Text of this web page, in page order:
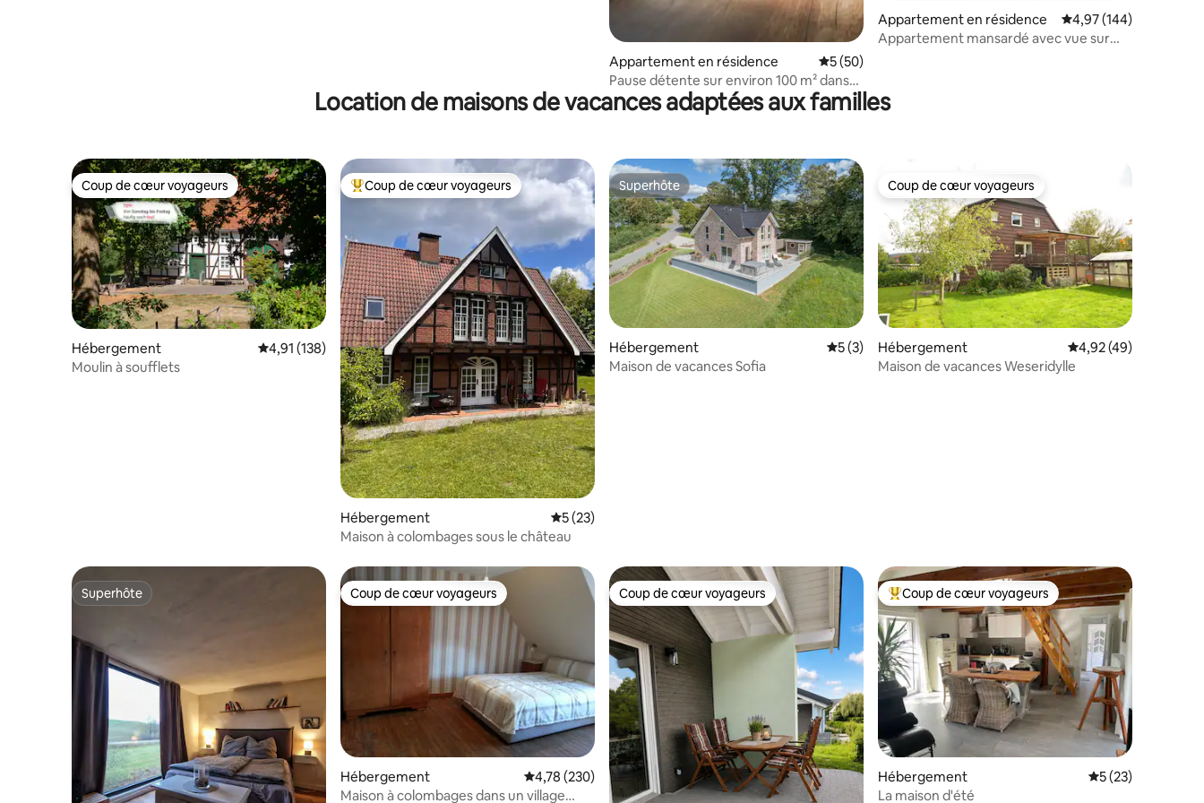
Appartement en résidence Évaluation moyenne sur la base de 50 commentaires : 5 sur 5
5 (50)
Pause détente sur environ 100 m² dans
un endroit idyllique
Appartement en résidence Évaluation moyenne
4,97 (144)
Appartement mansardé avec vue sur
Location de maisons de vacances adaptées aux familles
Coup de cœur voyageurs
Coup de cœur voyageurs
Hébergement Évaluation moyenne sur la base de 138 commentaires : 4,91 sur 5
4,91 (138)
Moulin à soufflets
Coups de cœur voyageurs les plus appréciés
Coup de cœur voyageurs
Hébergement Évaluation moyenne sur la base de 23 commentaires : 5 sur 5
5 (23)
Maison à colombages sous le château
Superhôte
Superhôte
Hébergement Évaluation moyenne sur la base de 3 commentaires : 5 sur 5
5 (3)
Maison de vacances Sofia
Coup de cœur voyageurs
Coup de cœur voyageurs
Hébergement Évaluation moyenne
4,92 (49)
Maison de vacances Weseridylle
Superhôte
Superhôte Coup de cœur voyageurs
Coup de cœur voyageurs
Hébergement Évaluation moyenne sur la base de 230 commentaires : 4,78 sur 5
4,78 (230)
Maison à colombages dans un village
Coup de cœur voyageurs
Coup de cœur voyageurs Coups de cœur voyageurs les plus appréciés
Coup de cœur voyageurs
Hébergement Évaluation
5 (23)
La maison d'été